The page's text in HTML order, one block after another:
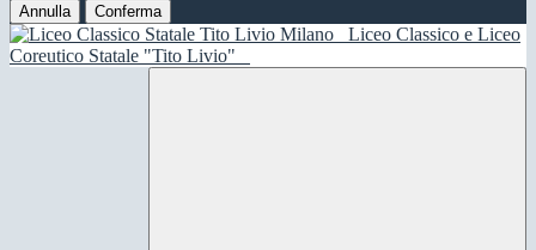
Annulla Conferma
Liceo Classico e Liceo
Coreutico Statale "Tito Livio"